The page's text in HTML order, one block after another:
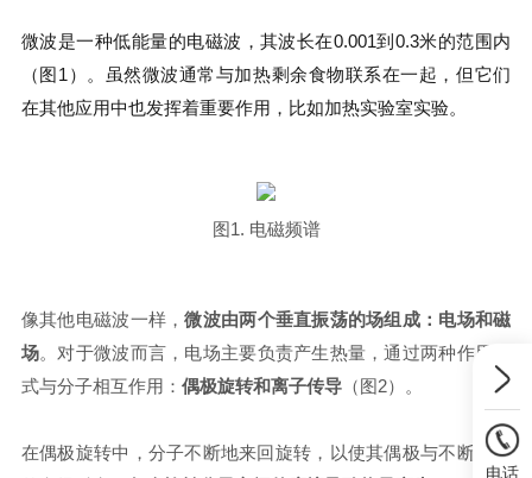
微波是一种低能量的电磁波，其波长在0.001到0.3米的范围内
（图1）。虽然微波通常与加热剩余食物联系在一起，但它们
在其他应用中也发挥着重要作用，比如加热实验室实验。
图1. 电磁频谱
像其他电磁波一样，微波由两个垂直振荡的场组成：电场和磁
场。对于微波而言，电场主要负责产生热量，通过两种作用模
式与分子相互作用： 偶极旋转和离子传导（图2）。
在偶极旋转中，分子不断地来回旋转，以使其偶极与不断变化
电话